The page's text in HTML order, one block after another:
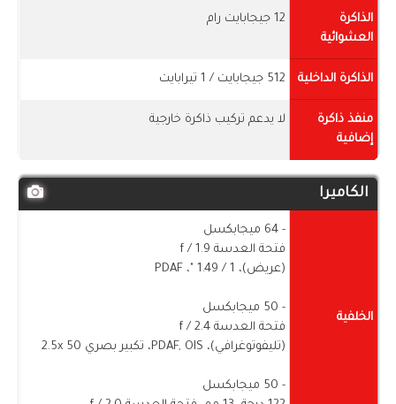
الذاكرة
العشوائية
12 جيجابايت رام
الذاكرة الداخلية 512 جيجابايت / 1 تيرابايت
منفذ ذاكرة
إضافية
لا يدعم تركيب ذاكرة خارجية
الكاميرا
الخلفية
- 64 ميجابكسل
فتحة العدسة f / 1.9
(عريض)، 1 / ​​1.49 "، PDAF
- 50 ميجابكسل
فتحة العدسة f / 2.4
(تليفوتوغرافي)، PDAF, OIS، تكبير بصري 2.5x 50
- 50 ميجابكسل